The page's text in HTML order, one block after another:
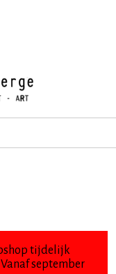
tijdelijk
september